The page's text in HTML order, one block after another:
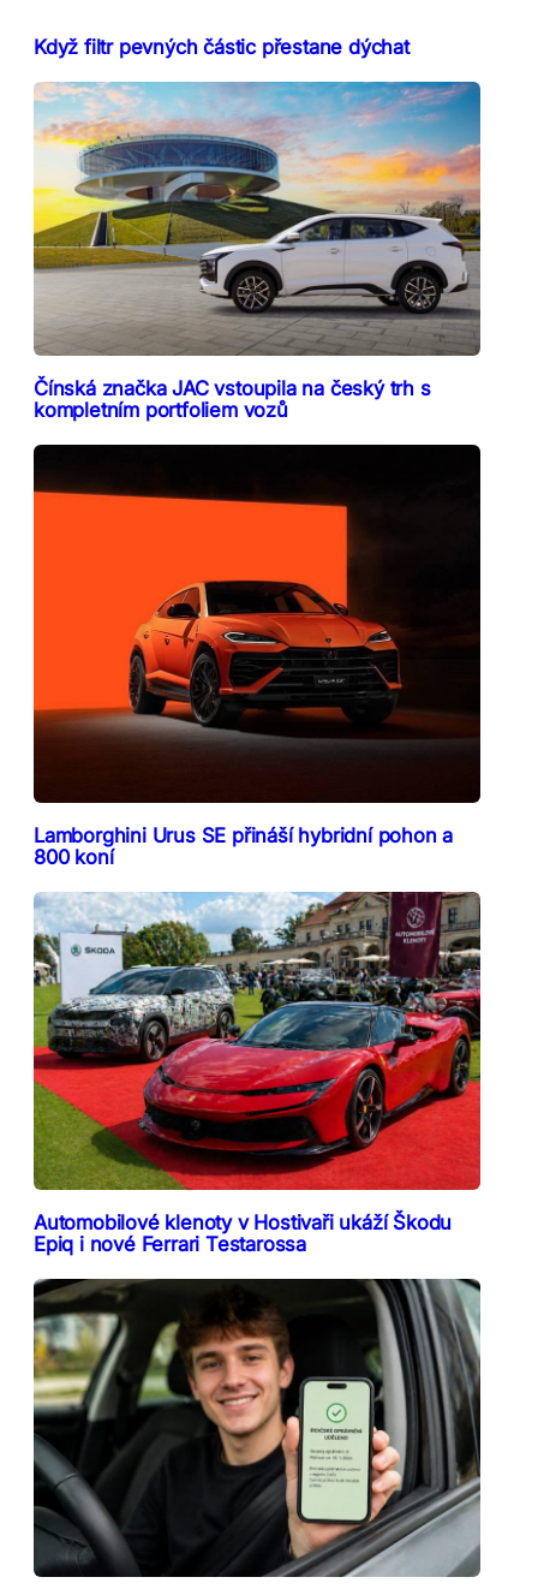
Když filtr pevných částic přestane dýchat
Čínská značka JAC vstoupila na český trh s
kompletním portfoliem vozů
Lamborghini Urus SE přináší hybridní pohon a
800 koní
Automobilové klenoty v Hostivaři ukáží Škodu
Epiq i nové Ferrari Testarossa